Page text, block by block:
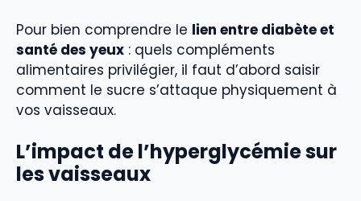
Pour bien comprendre le lien entre diabète et
santé des yeux : quels compléments
alimentaires privilégier, il faut d’abord saisir
comment le sucre s’attaque physiquement à
vos vaisseaux.
L’impact de l’hyperglycémie sur
les vaisseaux